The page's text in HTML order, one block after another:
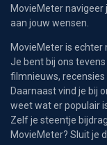
MovieMeter navigeer
aan jouw wensen.
MovieMeter is echter
Je bent bij ons
filmnieuws,
Daarnaast vind je bij
weet wat er populair
Zelf je steentje
MovieMeter? Sluit je